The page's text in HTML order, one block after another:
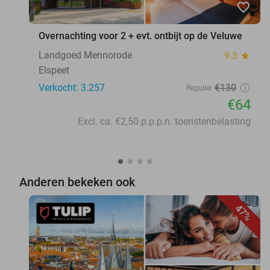
favorite_border
Overnachting voor 2 + evt. ontbijt op de Veluwe
Landgoed Mennorode
9.3 star
Elspeet
Verkocht: 3.257
Regulier €130
€64
Excl. ca. €2,50 p.p.p.n. toeristenbelasting
Anderen bekeken ook
47%